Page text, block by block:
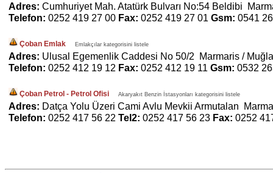
Adres: Cumhuriyet Mah. Atatürk Bulvarı No:54 Beldibi
Telefon: 0252 419 27 00 Fax: 0252 419 27 01 Gsm: 0541
Çoban Emlak Emlakçılar kategorisini listele
Adres: Ulusal Egemenlik Caddesi No 50/2 Marmaris / Muğla
Telefon: 0252 412 19 12 Fax: 0252 412 19 11 Gsm: 0532
Çoban Petrol - Petrol Ofisi Akaryakıt Benzin İstasyonları kategorisini listele
Adres: Datça Yolu Üzeri Cami Avlu Mevkii Armutalan
Telefon: 0252 417 56 22 Tel2: 0252 417 56 23 Fax: 0252